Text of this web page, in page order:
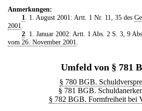
Anmerkungen:
1
. 1. August 2001: Artt. 1 Nr. 11, 35 des
2001
2. 1. Januar 2002: Artt. 1 Abs. 2 S. 3, 9
vom 26. November 2001
Umfeld von § 781
§ 780 BGB.
§ 781 BGB.
§ 782 BGB. Formfreiheit bei